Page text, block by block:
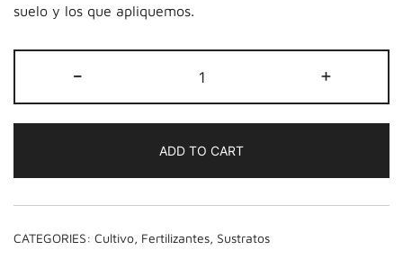
suelo y los que apliquemos.
-
BAT
MICORRIZAS
KG
quantity
+
ADD TO CART
CATEGORIES: Cultivo, Fertilizantes, Sustratos